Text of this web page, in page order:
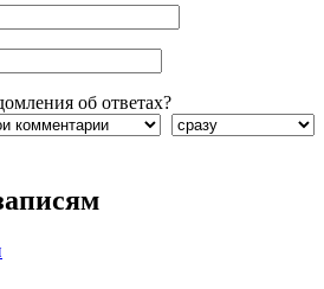
об ответах?